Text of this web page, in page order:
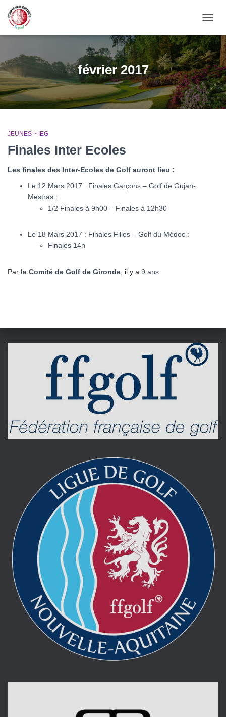
février 2017
JEUNES ~ IEG
Finales Inter Ecoles
Les finales des Inter-Ecoles de Golf auront lieu :
Le 12 Mars 2017 : Finales Garçons – Golf de Gujan-
Mestras :
1/2 Finales à 9h00 – Finales à 12h30
Le 18 Mars 2017 : Finales Filles – Golf du Médoc :
Finales 14h
Par le Comité de Golf de Gironde , il y a 9 ans